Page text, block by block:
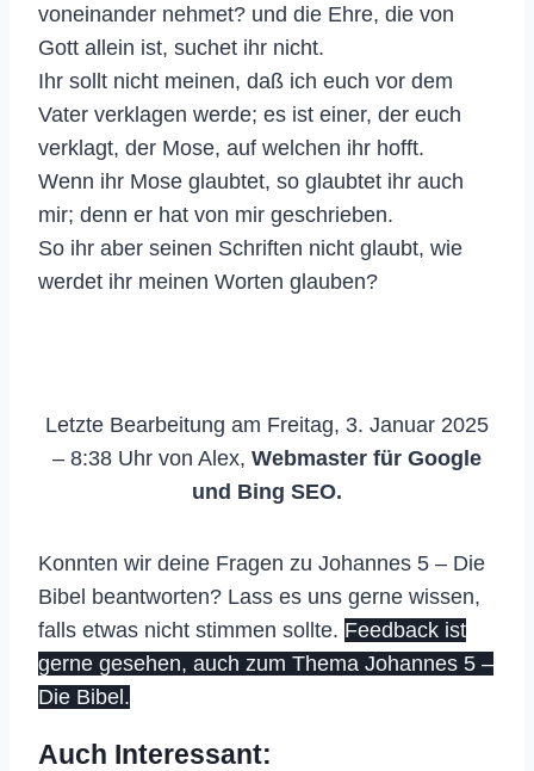
voneinander nehmet? und die Ehre, die von
Gott allein ist, suchet ihr nicht.
Ihr sollt nicht meinen, daß ich euch vor dem
Vater verklagen werde; es ist einer, der euch
verklagt, der Mose, auf welchen ihr hofft.
Wenn ihr Mose glaubtet, so glaubtet ihr auch
mir; denn er hat von mir geschrieben.
So ihr aber seinen Schriften nicht glaubt, wie
werdet ihr meinen Worten glauben?
Letzte Bearbeitung am Freitag, 3. Januar 2025
– 8:38 Uhr von Alex, Webmaster für Google
und Bing SEO.
Konnten wir deine Fragen zu Johannes 5 – Die
Bibel beantworten? Lass es uns gerne wissen,
falls etwas nicht stimmen sollte. Feedback ist
gerne gesehen, auch zum Thema Johannes 5 –
Die Bibel.
Auch Interessant: